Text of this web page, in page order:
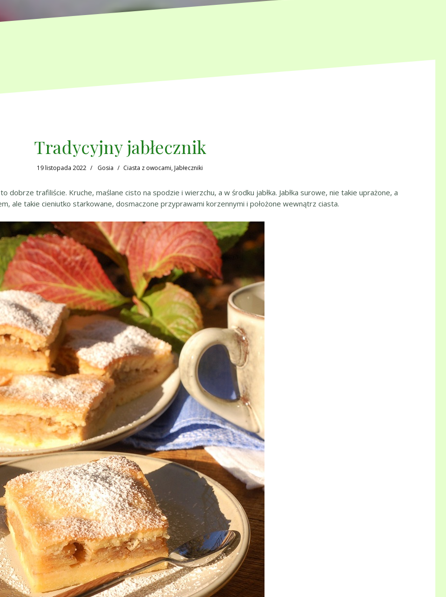
Tradycyjny jabłecznik
19 listopada 2022 Gosia Ciasta z owocami,Jabłeczniki
dobrze trafiliście. Kruche, maślane cisto na spodzie i wierzchu, a w środku jabłka. Jabłka surowe, nie takie uprażone, a
ale takie cieniutko starkowane, dosmaczone przyprawami korzennymi i położone wewnątrz ciasta.